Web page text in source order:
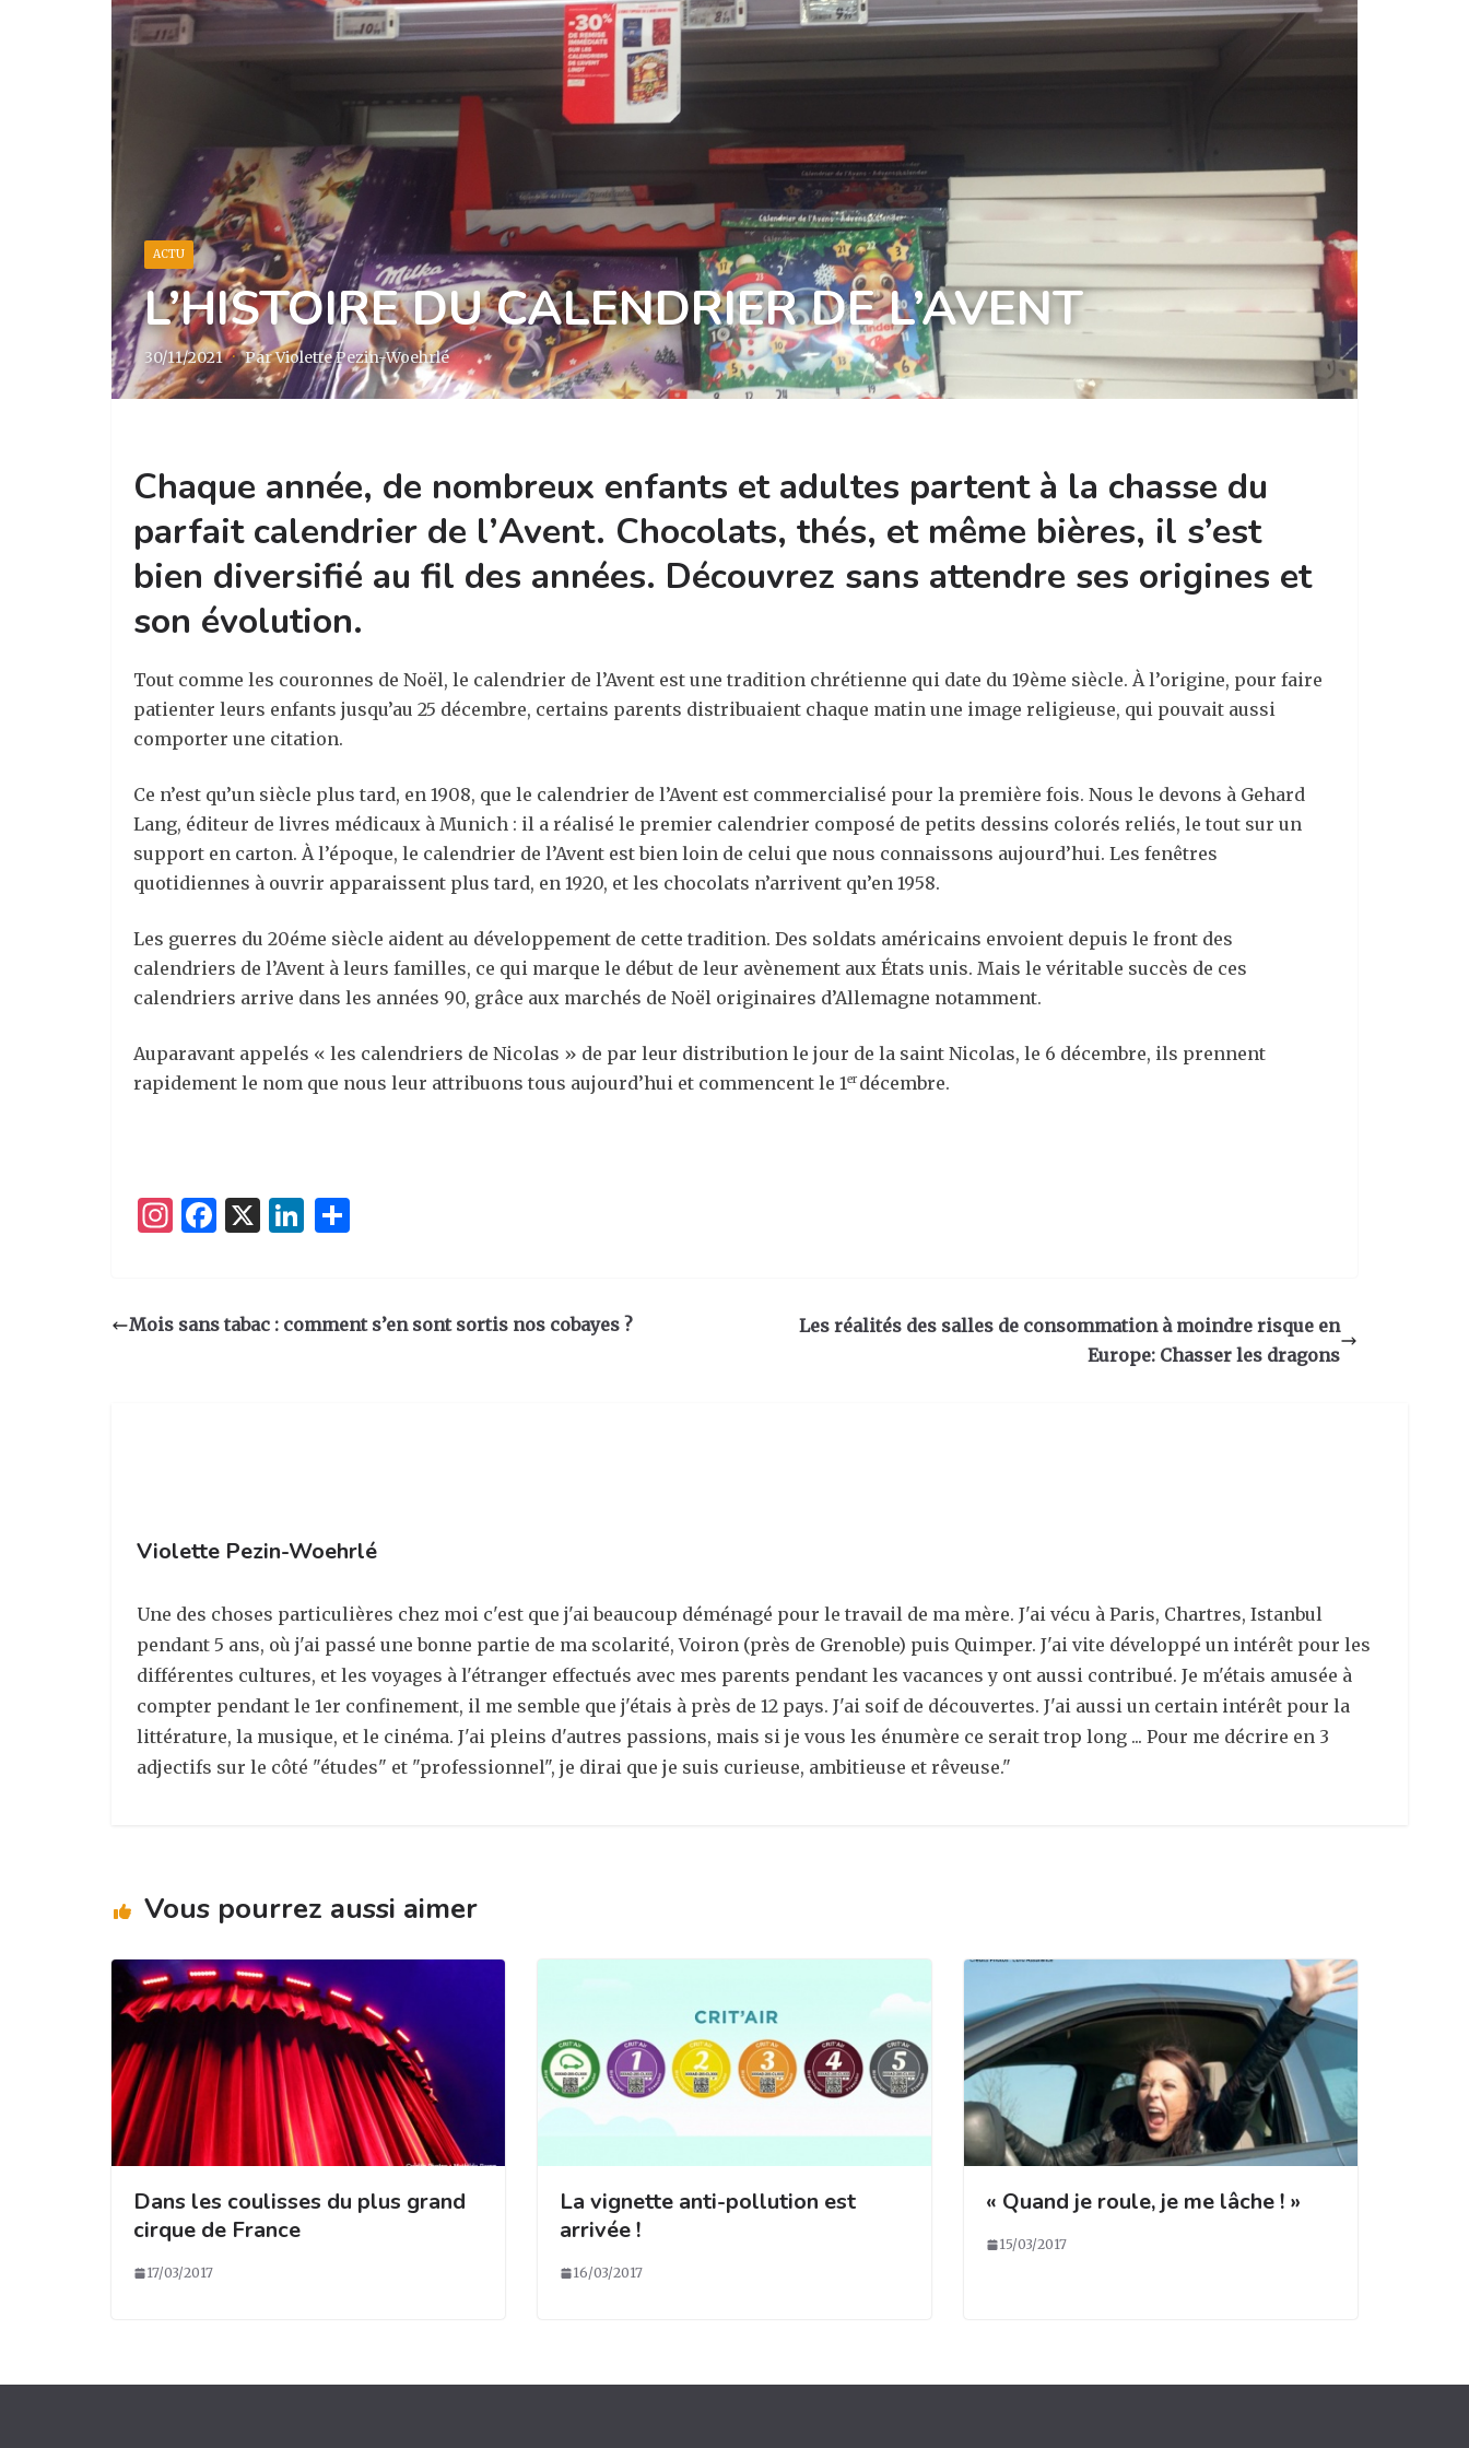
ACTU
L’HISTOIRE DU CALENDRIER DE L’AVENT
30/11/2021 · Par Violette Pezin-Woehrlé
Chaque année, de nombreux enfants et adultes partent à la chasse du
parfait calendrier de l’Avent. Chocolats, thés, et même bières, il s’est
bien diversifié au fil des années. Découvrez sans attendre ses origines et
son évolution.
Tout comme les couronnes de Noël, le calendrier de l’Avent est une tradition chrétienne qui date du 19ème siècle. À l’origine, pour faire
patienter leurs enfants jusqu’au 25 décembre, certains parents distribuaient chaque matin une image religieuse, qui pouvait aussi
comporter une citation.
Ce n’est qu’un siècle plus tard, en 1908, que le calendrier de l’Avent est commercialisé pour la première fois. Nous le devons à Gehard
Lang, éditeur de livres médicaux à Munich : il a réalisé le premier calendrier composé de petits dessins colorés reliés, le tout sur un
support en carton. À l’époque, le calendrier de l’Avent est bien loin de celui que nous connaissons aujourd’hui. Les fenêtres
quotidiennes à ouvrir apparaissent plus tard, en 1920, et les chocolats n’arrivent qu’en 1958.
Les guerres du 20éme siècle aident au développement de cette tradition. Des soldats américains envoient depuis le front des
calendriers de l’Avent à leurs familles, ce qui marque le début de leur avènement aux États unis. Mais le véritable succès de ces
calendriers arrive dans les années 90, grâce aux marchés de Noël originaires d’Allemagne notamment.
Auparavant appelés « les calendriers de Nicolas » de par leur distribution le jour de la saint Nicolas, le 6 décembre, ils prennent
rapidement le nom que nous leur attribuons tous aujourd’hui et commencent le 1er décembre.
I
a
F
e
X
Li
e
g
Mois sans tabac : comment s’en sont sortis nos cobayes ?
Les réalités des salles de consommation à moindre risque en
Europe: Chasser les dragons
Violette Pezin-Woehrlé
Une des choses particulières chez moi c'est que j'ai beaucoup déménagé pour le travail de ma mère. J'ai vécu à Paris, Chartres, Istanbul
pendant 5 ans, où j'ai passé une bonne partie de ma scolarité, Voiron (près de Grenoble) puis Quimper. J'ai vite développé un intérêt pour les
différentes cultures, et les voyages à l'étranger effectués avec mes parents pendant les vacances y ont aussi contribué. Je m'étais amusée à
compter pendant le 1er confinement, il me semble que j'étais à près de 12 pays. J'ai soif de découvertes. J'ai aussi un certain intérêt pour la
littérature, la musique, et le cinéma. J'ai pleins d'autres passions, mais si je vous les énumère ce serait trop long ... Pour me décrire en 3
adjectifs sur le côté "études" et "professionnel", je dirai que je suis curieuse, ambitieuse et rêveuse."
Vous pourrez aussi aimer
Dans les coulisses du plus grand
cirque de France
17/03/2017
La vignette anti-pollution est
arrivée !
16/03/2017
« Quand je roule, je me lâche ! »
15/03/2017